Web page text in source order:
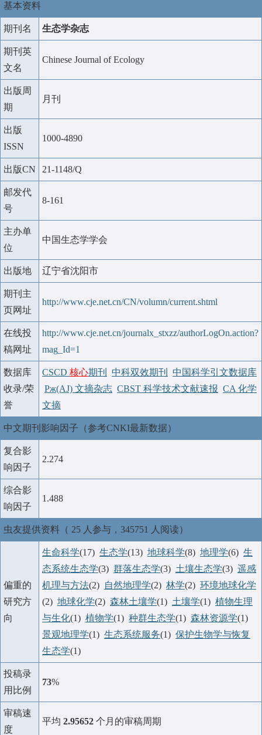
基本资料
期刊名 生态学杂志
期刊英
文名
Chinese Journal of Ecology
出版周
期
月刊
出版
ISSN
1000-4890
出版CN 21-1148/Q
邮发代
号
8-161
主办单
位
中国生态学学会
出版地 辽宁省沈阳市
期刊主
页网址
http://www.cje.net.cn/CN/volumn/current.shtml
在线投
稿网址
http://www.cje.net.cn/journalx_stxzz/authorLogOn.action?
mag_Id=1
数据库
收录/荣
誉
CSCD 核心期刊 中科双效期刊
中国科学引文数据库
Pж(AJ) 文摘杂志 CBST 科学技术文献速报 CA 化学
文摘
中文期刊影响因子（参考CNKI最新数据）
复合影
响因子
2.274
综合影
响因子
1.488
虫友提供资料（ 25 人参与，345751 人阅读）
偏重的
研究方
向
生命科学(17) 生态学(13) 地球科学(8) 地理学(6) 生
态系统生态学(3) 群落生态学(3) 土壤生态学(3) 遥感
机理与方法(2) 自然地理学(2) 林学(2) 环境地球化学
(2) 地球化学(2) 森林土壤学(1) 土壤学(1) 植物生理
与生化(1) 植物学(1) 种群生态学(1) 森林资源学(1)
景观地理学(1) 生态系统服务(1) 保护生物学与恢复
生态学(1)
投稿录
用比例
73%
审稿速
度
平均 2.95652 个月的审稿周期